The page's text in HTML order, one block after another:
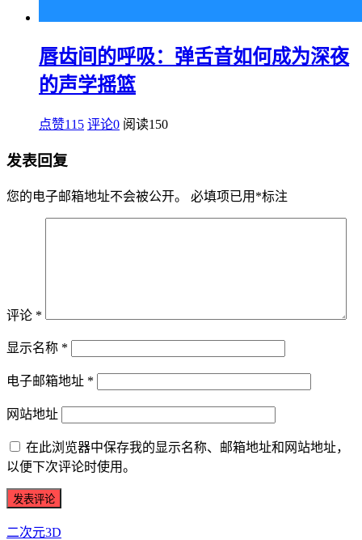
唇齿间的呼吸：弹舌音如何成为深夜
的声学摇篮
点赞115 评论0 阅读150
发表回复
您的电子邮箱地址不会被公开。 必填项已用 *标注
评论 *
显示名称 *
电子邮箱地址 *
网站地址
在此浏览器中保存我的显示名称、邮箱地址和网站地址，
以便下次评论时使用。
二次元3D